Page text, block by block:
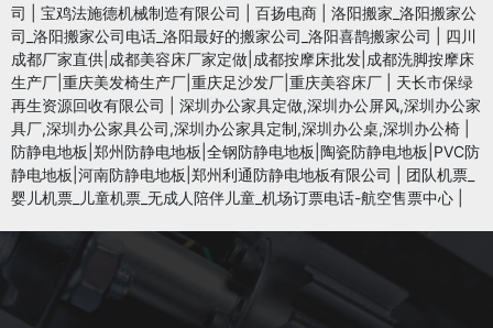
司
宝鸡法施德机械制造有限公司 百扬电商
洛阳搬家_洛阳搬家公
司_洛阳搬家公司电话_洛阳最好的搬家公司_洛阳喜鹊搬家公司
四川
成都厂家直供|成都美容床厂家定做|成都按摩床批发|成都洗脚按摩床
生产厂|重庆美发椅生产厂|重庆足沙发厂|重庆美容床厂
天长市保绿
再生资源回收有限公司
深圳办公家具定做,深圳办公屏风,深圳办公家
具厂,深圳办公家具公司,深圳办公家具定制,深圳办公桌,深圳办公椅
防静电地板|郑州防静电地板|全钢防静电地板|陶瓷防静电地板|PVC防
静电地板|河南防静电地板|郑州利通防静电地板有限公司
团队机票_
婴儿机票_儿童机票_无成人陪伴儿童_机场订票电话-航空售票中心